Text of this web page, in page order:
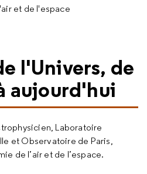
et de l'espace
l'Univers, de
aujourd'hui
Laboratoire
et Observatoire de Paris,
de l’air et de l’espace.